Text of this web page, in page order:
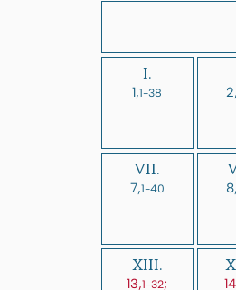
I.
1,1-38
VII.
7,1-40
XIII.
13,1-32;